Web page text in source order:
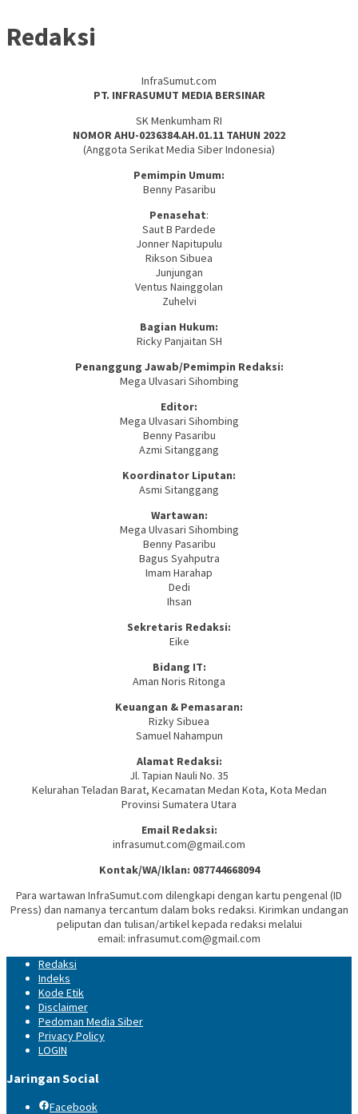
Redaksi
InfraSumut.com
PT. INFRASUMUT MEDIA BERSINAR
SK Menkumham RI
NOMOR AHU-0236384.AH.01.11 TAHUN 2022
(Anggota Serikat Media Siber Indonesia)
Pemimpin Umum:
Benny Pasaribu
Penasehat:
Saut B Pardede
Jonner Napitupulu
Rikson Sibuea
Junjungan
Ventus Nainggolan
Zuhelvi
Bagian Hukum:
Ricky Panjaitan SH
Penanggung Jawab/Pemimpin Redaksi:
Mega Ulvasari Sihombing
Editor:
Mega Ulvasari Sihombing
Benny Pasaribu
Azmi Sitanggang
Koordinator Liputan:
Asmi Sitanggang
Wartawan:
Mega Ulvasari Sihombing
Benny Pasaribu
Bagus Syahputra
Imam Harahap
Dedi
Ihsan
Sekretaris Redaksi:
Eike
Bidang IT:
Aman Noris Ritonga
Keuangan & Pemasaran:
Rizky Sibuea
Samuel Nahampun
Alamat Redaksi:
Jl. Tapian Nauli No. 35
Kelurahan Teladan Barat, Kecamatan Medan Kota, Kota Medan
Provinsi Sumatera Utara
Email Redaksi:
infrasumut.com@gmail.com
Kontak/WA/Iklan: 087744668094
Para wartawan InfraSumut.com dilengkapi dengan kartu pengenal (ID
Press) dan namanya tercantum dalam boks redaksi. Kirimkan undangan
peliputan dan tulisan/artikel kepada redaksi melalui
email: infrasumut.com@gmail.com
Redaksi
Indeks
Kode Etik
Disclaimer
Pedoman Media Siber
Privacy Policy
LOGIN
Jaringan Social
Facebook